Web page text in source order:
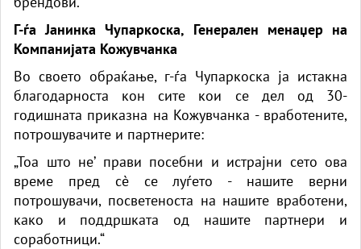
Г-ѓа Јанинка Чупаркоска, Генерален менаџер на
Компанијата Кожувчанка
Во своето обраќање, г-ѓа Чупаркоска ја истакна
благодарноста кон сите кои се дел од 30-
годишната приказна на Кожувчанка - вработените,
потрошувачите и партнерите:
„Тоа што не’ прави посебни и истрајни сето ова
време пред сè се луѓето - нашите верни
потрошувачи, посветеноста на нашите вработени,
како и поддршката од нашите партнери и
соработници.“